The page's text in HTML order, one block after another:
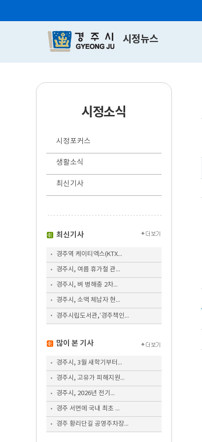
시정뉴스
시정소식
시정포커스
생활소식
최신기사
최신기사
경주역 케이티엑스(KTX...
경주시, 여름 휴가철 관...
경주시, 벼 병해충 2차...
경주시, 소액 체납자 현...
경주시립도서관,‘경주책인...
많이 본 기사
경주시, 3월 새학기부터...
경주시, 고유가 피해지원...
경주시, 2026년 전기...
경주 서면에 국내 최초 ...
경주 황리단길 공영주차장...